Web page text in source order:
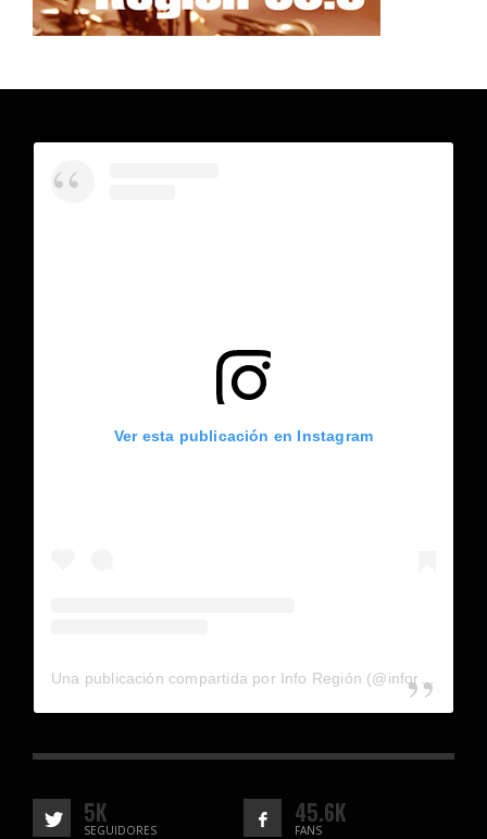
Ver esta publicación en Instagram
5K
SEGUIDORES
45.6K
FANS